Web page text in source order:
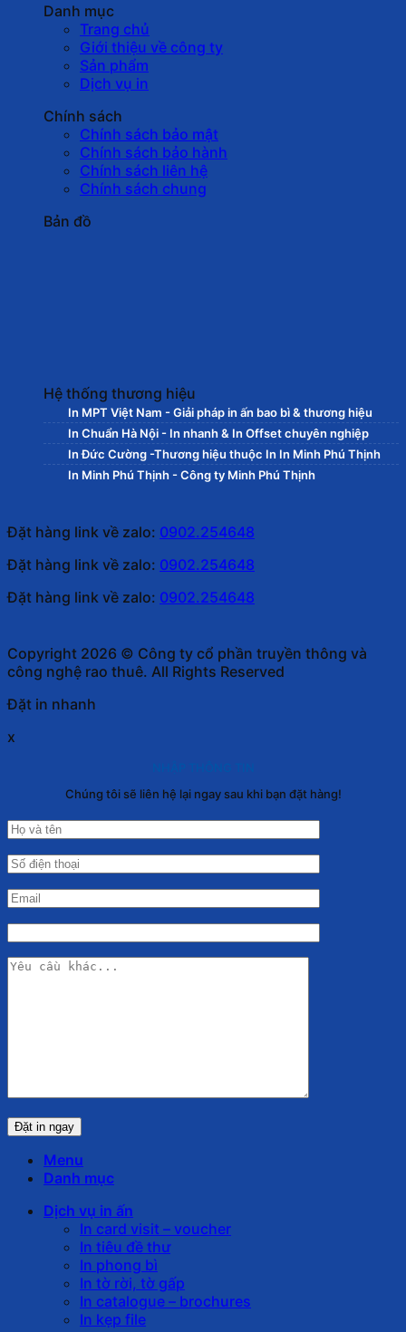
Danh mục
Trang chủ
Giới thiệu về công ty
Sản phẩm
Dịch vụ in
Chính sách
Chính sách bảo mật
Chính sách bảo hành
Chính sách liên hệ
Chính sách chung
Bản đồ
Hệ thống thương hiệu
In MPT Việt Nam - Giải pháp in ấn bao bì & thương hiệu
In Chuẩn Hà Nội - In nhanh & In Offset chuyên nghiệp
In Đức Cường -Thương hiệu thuộc In In Minh Phú Thịnh
In Minh Phú Thịnh - Công ty Minh Phú Thịnh
Đặt hàng link về zalo: 0902.254648
Đặt hàng link về zalo: 0902.254648
Đặt hàng link về zalo: 0902.254648
Copyright 2026 © Công ty cổ phần truyền thông và
công nghệ rao thuê. All Rights Reserved
Đặt in nhanh
x
Chúng tôi sẽ liên hệ lại ngay sau khi bạn đặt hàng!
Menu
Danh mục
Dịch vụ in ấn
In card visit – voucher
In tiêu đề thư
In phong bì
In tờ rời, tờ gấp
In catalogue – brochures
In kẹp file